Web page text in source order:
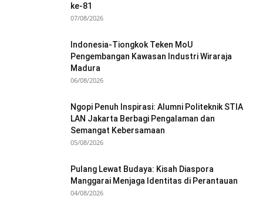
ke-81
07/08/2026
Indonesia-Tiongkok Teken MoU
Pengembangan Kawasan Industri Wiraraja
Madura
06/08/2026
Ngopi Penuh Inspirasi: Alumni Politeknik STIA
LAN Jakarta Berbagi Pengalaman dan
Semangat Kebersamaan
05/08/2026
Pulang Lewat Budaya: Kisah Diaspora
Manggarai Menjaga Identitas di Perantauan
04/08/2026